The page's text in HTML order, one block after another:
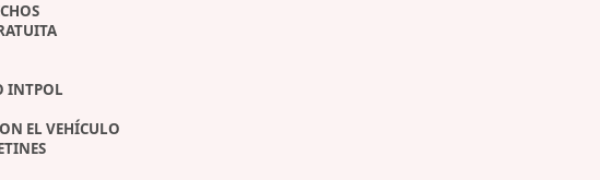
INTPOL
EL VEHÍCULO